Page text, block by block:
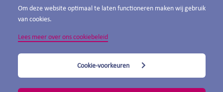
meer.
COOKIEVERKLARING
DISCLAIMER
Om deze website optimaal te laten functioneren maken wij gebruik
van cookies.
Lees meer over ons cookiebeleid
Cookie-voorkeuren